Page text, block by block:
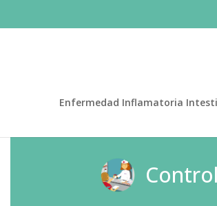
Enfermedad Inflamatoria